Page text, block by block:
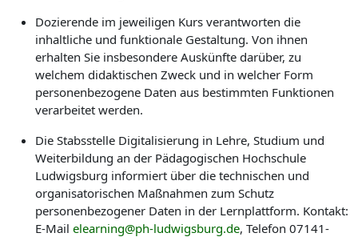
Dozierende im jeweiligen Kurs verantworten die
inhaltliche und funktionale Gestaltung. Von ihnen
erhalten Sie insbesondere Auskünfte darüber, zu
welchem didaktischen Zweck und in welcher Form
personenbezogene Daten aus bestimmten Funktionen
verarbeitet werden.
Die Stabsstelle Digitalisierung in Lehre, Studium und
Weiterbildung an der Pädagogischen Hochschule
Ludwigsburg informiert über die technischen und
organisatorischen Maßnahmen zum Schutz
personenbezogener Daten in der Lernplattform. Kontakt:
E-Mail elearning@ph-ludwigsburg.de, Telefon 07141-